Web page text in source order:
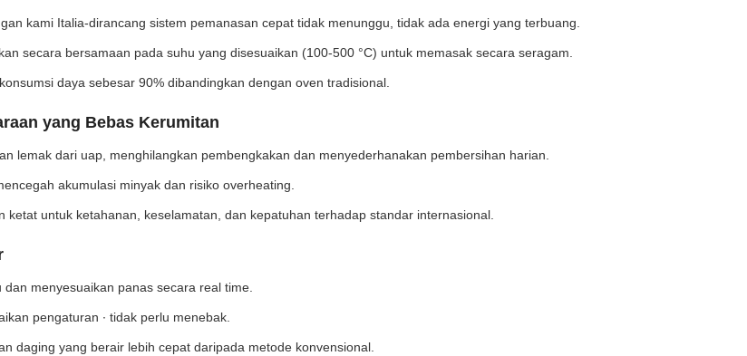
kami Italia-dirancang sistem pemanasan cepat tidak menunggu, tidak ada energi yang terbuang.
secara bersamaan pada suhu yang disesuaikan (100-500 °C) untuk memasak secara seragam.
daya sebesar 90% dibandingkan dengan oven tradisional.
yang Bebas Kerumitan
lemak dari uap, menghilangkan pembengkakan dan menyederhanakan pembersihan harian.
akumulasi minyak dan risiko overheating.
ketat untuk ketahanan, keselamatan, dan kepatuhan terhadap standar internasional.
menyesuaikan panas secara real time.
pengaturan ∙ tidak perlu menebak.
daging yang berair lebih cepat daripada metode konvensional.